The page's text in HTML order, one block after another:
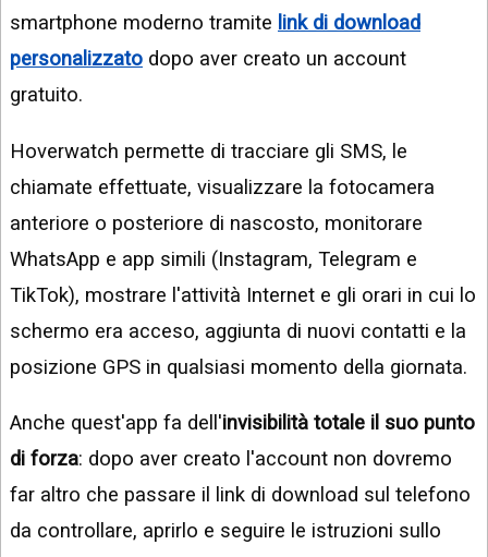
smartphone moderno tramite link di download
personalizzato dopo aver creato un account
gratuito.
Hoverwatch permette di tracciare gli SMS, le
chiamate effettuate, visualizzare la fotocamera
anteriore o posteriore di nascosto, monitorare
WhatsApp e app simili (Instagram, Telegram e
TikTok), mostrare l'attività Internet e gli orari in cui lo
schermo era acceso, aggiunta di nuovi contatti e la
posizione GPS in qualsiasi momento della giornata.
Anche quest'app fa dell'invisibilità totale il suo punto
di forza: dopo aver creato l'account non dovremo
far altro che passare il link di download sul telefono
da controllare, aprirlo e seguire le istruzioni sullo